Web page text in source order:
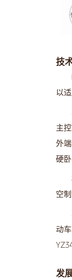
技
以
主
外
硬
空
动
发